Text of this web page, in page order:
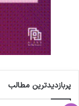
پربازدیدترین مطالب